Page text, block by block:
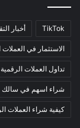
TikTok أخبار
الاستثمار في العملات
تداول العملات الرقمية
شراء اسهم في سالك
كيفية شراء العملات